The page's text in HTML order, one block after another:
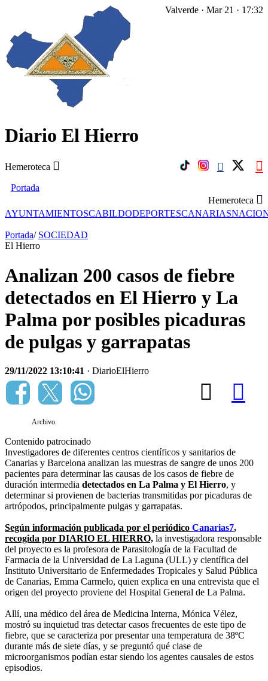
Diario El Hierro
Hemeroteca
Valverde · Mar 21 · 17:32
Portada
Hemeroteca
AYUNTAMIENTOSCABILDODEPORTESCANARIAS
Portada/ SOCIEDAD
El Hierro
Analizan 200 casos de fiebre
detectados en El Hierro y La
Palma por posibles picaduras
de pulgas y garrapatas
29/11/2022 13:10:41 · DiarioElHierro
Archivo.
Contenido patrocinado
Investigadores de diferentes centros científicos y sanitarios de
Canarias y Barcelona analizan las muestras de sangre de unos 200
pacientes para determinar las causas de los casos de fiebre de
duración intermedia detectados en La Palma y El Hierro, y
determinar si provienen de bacterias transmitidas por picaduras de
artrópodos, principalmente pulgas y garrapatas.
Según información publicada por el periódico Canarias7,
recogida por DIARIO EL HIERRO, la investigadora responsable
del proyecto es la profesora de Parasitología de la Facultad de
Farmacia de la Universidad de La Laguna (ULL) y científica del
Instituto Universitario de Enfermedades Tropicales y Salud Pública
de Canarias, Emma Carmelo, quien explica en una entrevista que el
origen del proyecto proviene del Hospital General de La Palma.
Allí, una médico del área de Medicina Interna, Mónica Vélez,
mostró su inquietud tras detectar casos frecuentes de este tipo de
fiebre, que se caracteriza por presentar una temperatura de 38ºC
durante más de siete días, y se preguntó qué clase de
microorganismos podían estar siendo los agentes causales de estos
episodios.